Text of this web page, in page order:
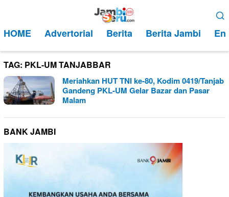
kontenMobile
HOME Advertorial Berita Berita Jambi
TAG: PKL-UM TANJABBAR
Meriahkan HUT TNI ke-80, Kodim 0419/Tanjab
Gandeng PKL-UM Gelar Bazar dan Pasar
Malam
BANK JAMBI